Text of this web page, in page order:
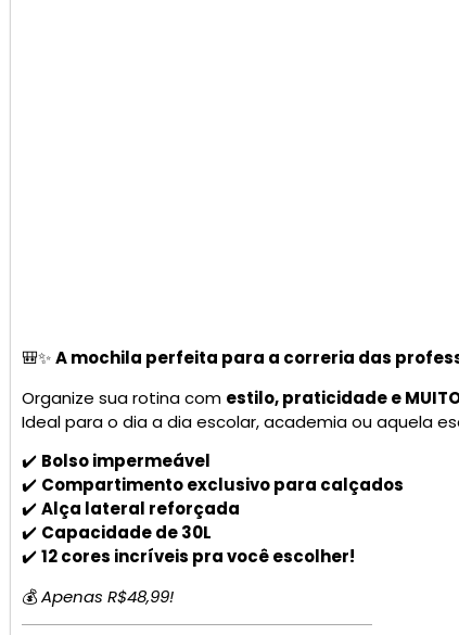
🎒✨A mochila perfeita para a correria das
Organize sua rotina com estilo, praticidade e
Ideal para o dia a dia escolar, academia ou aquela
✔️ Bolso impermeável
✔️ Compartimento exclusivo para calçados
✔️Alça lateral reforçada
✔️ Capacidade de 30L
✔️12 cores incríveis pra você escolher!
💰Apenas R$48,99!